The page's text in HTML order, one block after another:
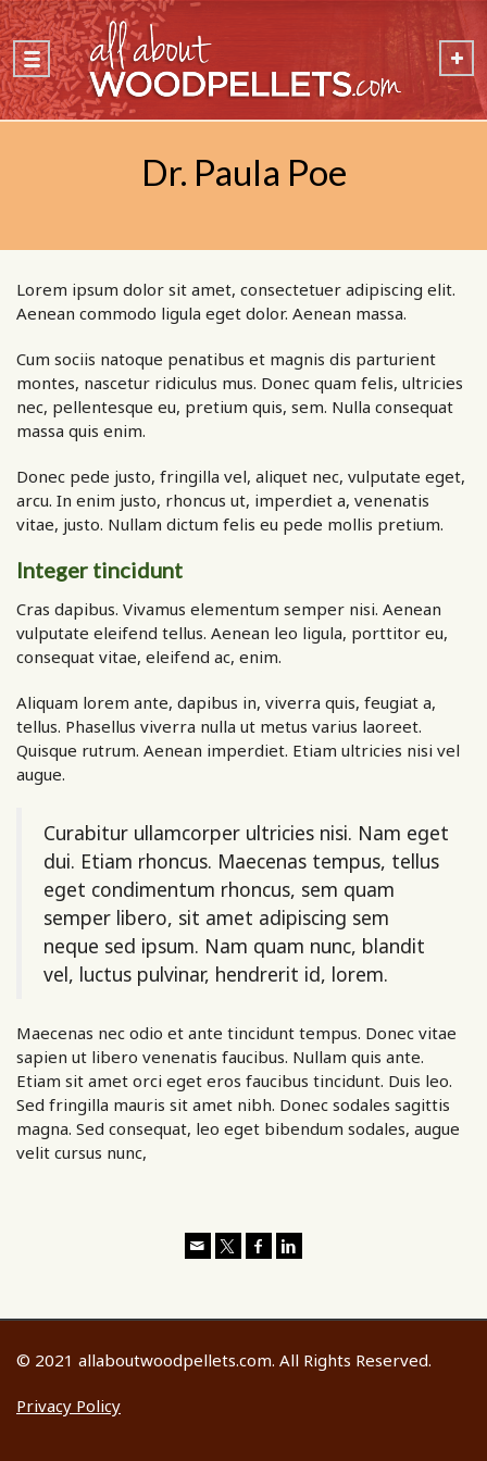
Dr. Paula Poe
Lorem ipsum dolor sit amet, consectetuer adipiscing elit.
Aenean commodo ligula eget dolor. Aenean massa.
Cum sociis natoque penatibus et magnis dis parturient
montes, nascetur ridiculus mus. Donec quam felis, ultricies
nec, pellentesque eu, pretium quis, sem. Nulla consequat
massa quis enim.
Donec pede justo, fringilla vel, aliquet nec, vulputate eget,
arcu. In enim justo, rhoncus ut, imperdiet a, venenatis
vitae, justo. Nullam dictum felis eu pede mollis pretium.
Integer tincidunt
Cras dapibus. Vivamus elementum semper nisi. Aenean
vulputate eleifend tellus. Aenean leo ligula, porttitor eu,
consequat vitae, eleifend ac, enim.
Aliquam lorem ante, dapibus in, viverra quis, feugiat a,
tellus. Phasellus viverra nulla ut metus varius laoreet.
Quisque rutrum. Aenean imperdiet. Etiam ultricies nisi vel
augue.
Curabitur ullamcorper ultricies nisi. Nam eget
dui. Etiam rhoncus. Maecenas tempus, tellus
eget condimentum rhoncus, sem quam
semper libero, sit amet adipiscing sem
neque sed ipsum. Nam quam nunc, blandit
vel, luctus pulvinar, hendrerit id, lorem.
Maecenas nec odio et ante tincidunt tempus. Donec vitae
sapien ut libero venenatis faucibus. Nullam quis ante.
Etiam sit amet orci eget eros faucibus tincidunt. Duis leo.
Sed fringilla mauris sit amet nibh. Donec sodales sagittis
magna. Sed consequat, leo eget bibendum sodales, augue
velit cursus nunc,
© 2021 allaboutwoodpellets.com. All Rights Reserved.
Privacy Policy